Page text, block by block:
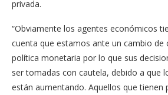
privada.
“Obviamente los agentes económicos
cuenta que estamos ante un cambio de
política monetaria por lo que sus
ser tomadas con cautela, debido a que
están aumentando. Aquellos que tienen